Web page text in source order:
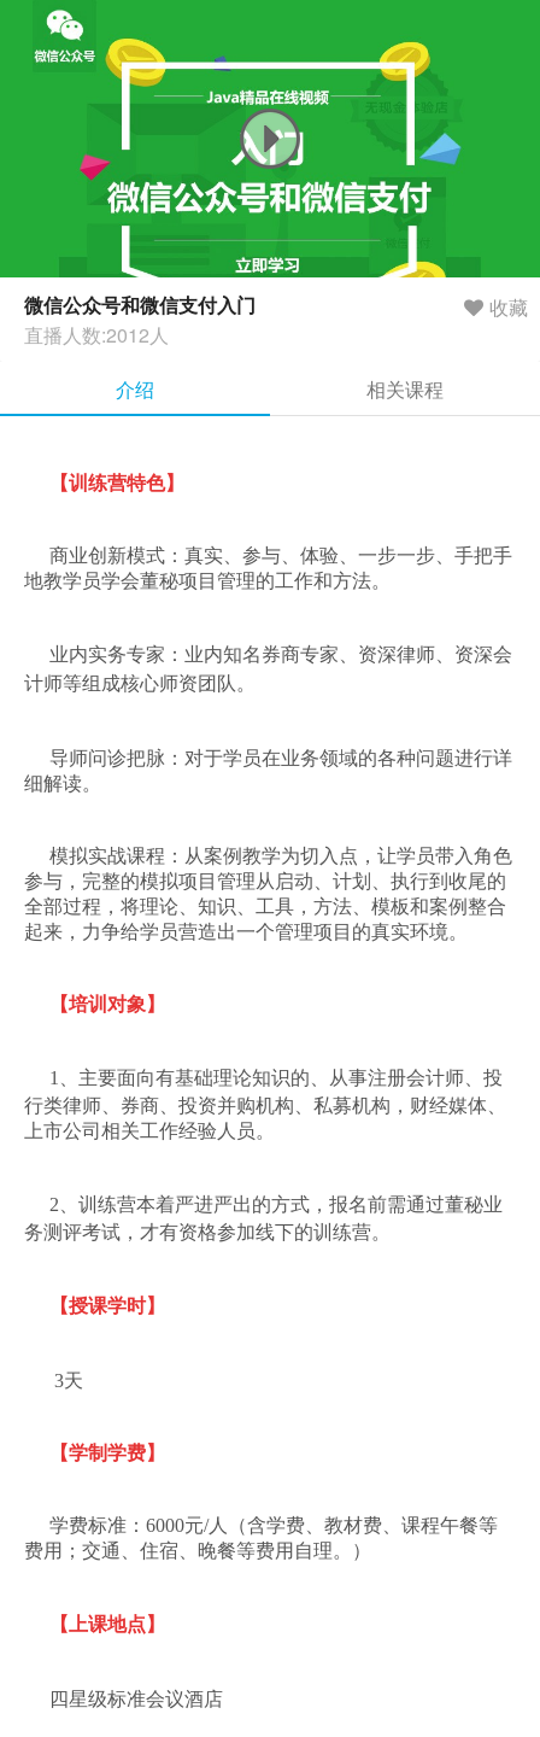
微信公众号和微信支付入门
直播人数:2012人
收藏
介绍 相关课程